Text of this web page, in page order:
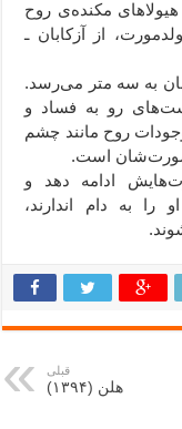
مکنده‌ی روح
از آزکابان ـ
به سه متر می‌رسد.
رو به فساد و
روح مانند چشم
صورت‌شان است.
ادامه دهد و
را به دام اندارند،
قبلی
هلن (۱۳۹۴)